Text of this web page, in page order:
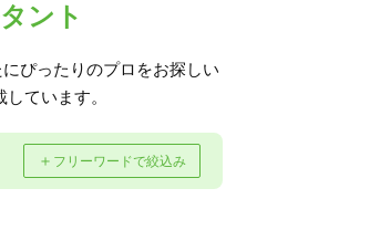
ント
ぴったりのプロをお探しい
ています。
＋ フリーワードで絞込み